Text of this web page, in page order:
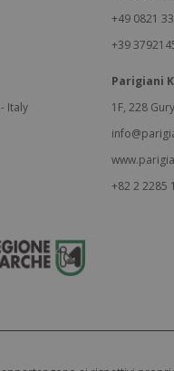
+49 0821
+39
Italy
Parigiani
1F, 228
+82 2 2285